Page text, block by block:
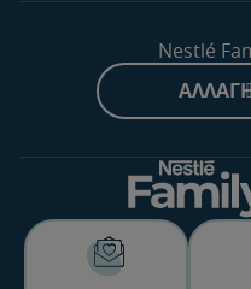
Nestlé